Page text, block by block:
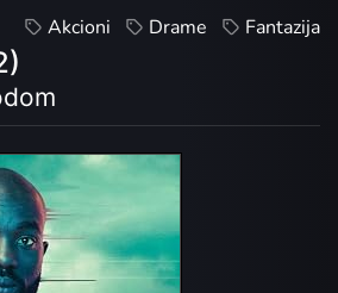
Akcioni Drame Fantazija